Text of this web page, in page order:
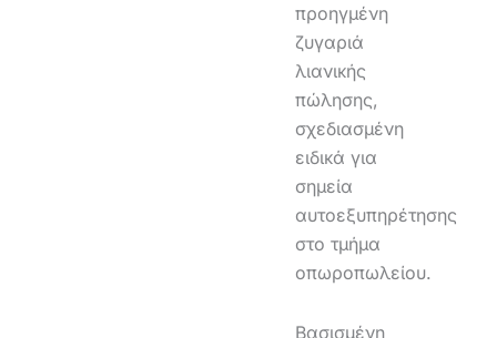
προηγμένη
ζυγαριά
λιανικής
πώλησης,
σχεδιασμένη
ειδικά για
σημεία
αυτοεξυπηρέτησης
στο τμήμα
οπωροπωλείου.
Βασισμένη